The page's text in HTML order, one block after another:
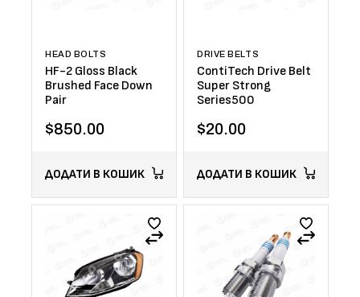
HEAD BOLTS
HF-2 Gloss Black
Brushed Face Down
Pair
$850.00
ДОДАТИ В КОШИК
DRIVE BELTS
ContiTech Drive Belt
Super Strong
Series500
$20.00
ДОДАТИ В КОШИК